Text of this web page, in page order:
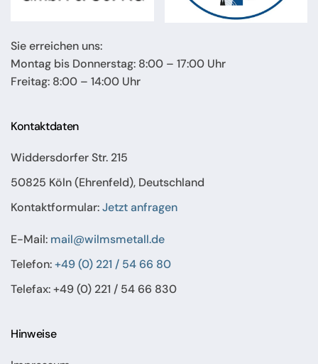
Sie erreichen uns:
Montag bis Donnerstag: 8:00 – 17:00 Uhr
Freitag: 8:00 – 14:00 Uhr
Kontaktdaten
Widdersdorfer Str. 215
50825 Köln (Ehrenfeld), Deutschland
Kontaktformular:Jetzt anfragen
E-Mail: mail@wilmsmetall.de
Telefon:+49 (0) 221 / 54 66 80
Telefax: +49 (0) 221 / 54 66 830
Hinweise